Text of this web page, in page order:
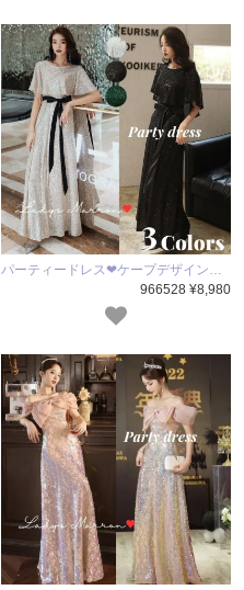
パーティードレス❤ケープデザイン…
966528 ¥8,980